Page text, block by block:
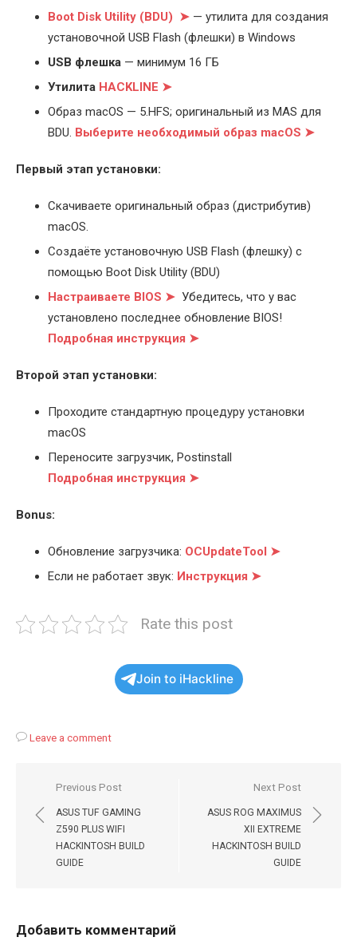
Boot Disk Utility (BDU) ➤ — утилита для создания
установочной USB Flash (флешки) в Windows
USB флешка — минимум 16 ГБ
Утилита HACKLINE ➤
Образ macOS — 5.HFS; оригинальный из MAS для
BDU. Выберите необходимый образ macOS ➤
Первый этап установки:
Скачиваете оригинальный образ (дистрибутив)
macOS.
Создаёте установочную USB Flash (флешку) с
помощью Boot Disk Utility (BDU)
Настраиваете BIOS ➤ Убедитесь, что у вас
установлено последнее обновление BIOS!
Подробная инструкция ➤
Второй этап установки:
Проходите стандартную процедуру установки
macOS
Переносите загрузчик, Postinstall
Подробная инструкция ➤
Bonus:
Обновление загрузчика: OCUpdateTool ➤
Если не работает звук: Инструкция ➤
Rate this post
Join to iHackline
Leave a comment
Навигация
по
записям
Previous Post
ASUS TUF GAMING
Z590 PLUS WIFI
HACKINTOSH BUILD
GUIDE
Next Post
ASUS ROG MAXIMUS
XII EXTREME
HACKINTOSH BUILD
GUIDE
Добавить комментарий